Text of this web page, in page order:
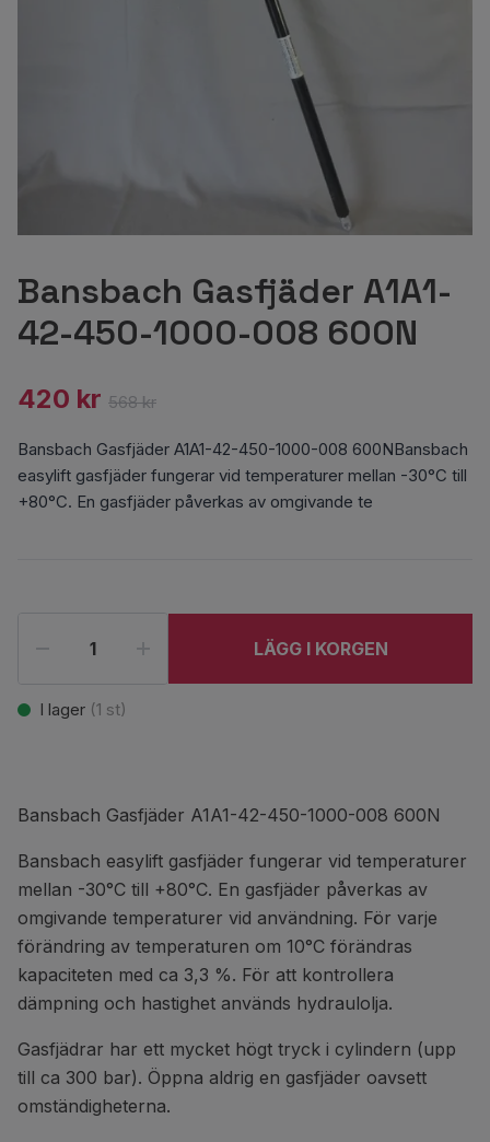
Bansbach Gasfjäder A1A1-
42-450-1000-008 600N
420 kr 568 kr
Bansbach Gasfjäder A1A1-42-450-1000-008 600NBansbach
easylift gasfjäder fungerar vid temperaturer mellan -30°C till
+80°C. En gasfjäder påverkas av omgivande te
LÄGG I KORGEN
I lager (1 st)
Bansbach Gasfjäder A1A1-42-450-1000-008 600N
Bansbach easylift gasfjäder fungerar vid temperaturer
mellan -30°C till +80°C. En gasfjäder påverkas av
omgivande temperaturer vid användning. För varje
förändring av temperaturen om 10°C förändras
kapaciteten med ca 3,3 %. För att kontrollera
dämpning och hastighet används hydraulolja.
Gasfjädrar har ett mycket högt tryck i cylindern (upp
till ca 300 bar). Öppna aldrig en gasfjäder oavsett
omständigheterna.